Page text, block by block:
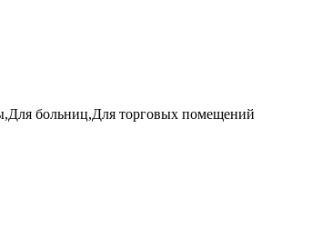
больниц,Для торговых помещений